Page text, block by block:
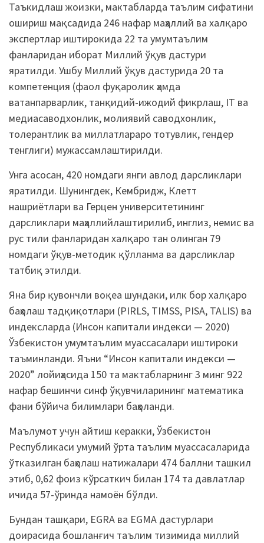
Таъкидлаш жоизки, мактабларда таълим сифатини
ошириш мақсадида 246 нафар маҳаллий ва халқаро
экспертлар иштирокида 22 та умумтаълим
фанларидан иборат Миллий ўқув дастури
яратилди. Ушбу Миллий ўқув дастурида 20 та
компетенция (фаол фуқаролик ҳамда
ватанпарварлик, танқидий-ижодий фикрлаш, IT ва
медиасаводхонлик, молиявий саводхонлик,
толерантлик ва миллатлараро тотувлик, гендер
тенглиги) мужассамлаштирилди.
Унга асосан, 420 номдаги янги авлод дарсликлари
яратилди. Шунингдек, Кембридж, Клетт
нашриётлари ва Герцен университетининг
дарсликлари маҳаллийлаштирилиб, инглиз, немис ва
рус тили фанларидан халқаро тан олинган 79
номдаги ўқув-методик қўлланма ва дарсликлар
татбиқ этилди.
Яна бир қувончли воқеа шундаки, илк бор халқаро
баҳолаш тадқиқотлари (PIRLS, TIMSS, PISA, TALIS) ва
индексларда (Инсон капитали индекси — 2020)
Ўзбекистон умумтаълим муассасалари иштироки
таъминланди. Яъни “Инсон капитали индекси —
2020” лойиҳасида 150 та мактабларнинг 3 минг 922
нафар бешинчи синф ўқувчиларининг математика
фани бўйича билимлари баҳоланди.
Маълумот учун айтиш керакки, Ўзбекистон
Республикаси умумий ўрта таълим муассасаларида
ўтказилган баҳолаш натижалари 474 баллни ташкил
этиб, 0,62 фоиз кўрсаткич билан 174 та давлатлар
ичида 57-ўринда намоён бўлди.
Бундан ташқари, EGRA ва EGMA дастурлари
доирасида бошланғич таълим тизимида миллий